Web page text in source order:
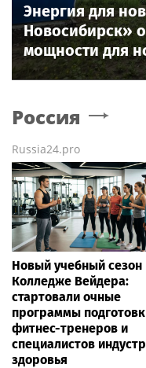
Энергия для
Новосибирск»
мощности для
Россия
Russia24.pro
Новый учебный сезон
Колледже Вейдера:
стартовали очные
программы
фитнес-тренеров и
специалистов
здоровья